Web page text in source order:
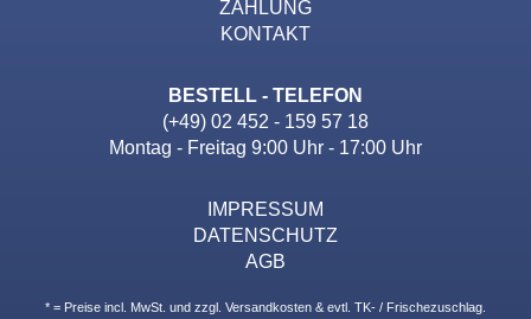
ZAHLUNG
KONTAKT
BESTELL - TELEFON
(+49) 02 452 - 159 57 18
Montag - Freitag 9:00 Uhr - 17:00 Uhr
IMPRESSUM
DATENSCHUTZ
AGB
* = Preise incl. MwSt. und zzgl. Versandkosten & evtl. TK- / Frischezuschlag.